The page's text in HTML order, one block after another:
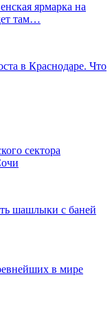
ярмарка на
там…
в Краснодаре. Что
сектора
шашлыки с баней
в мире